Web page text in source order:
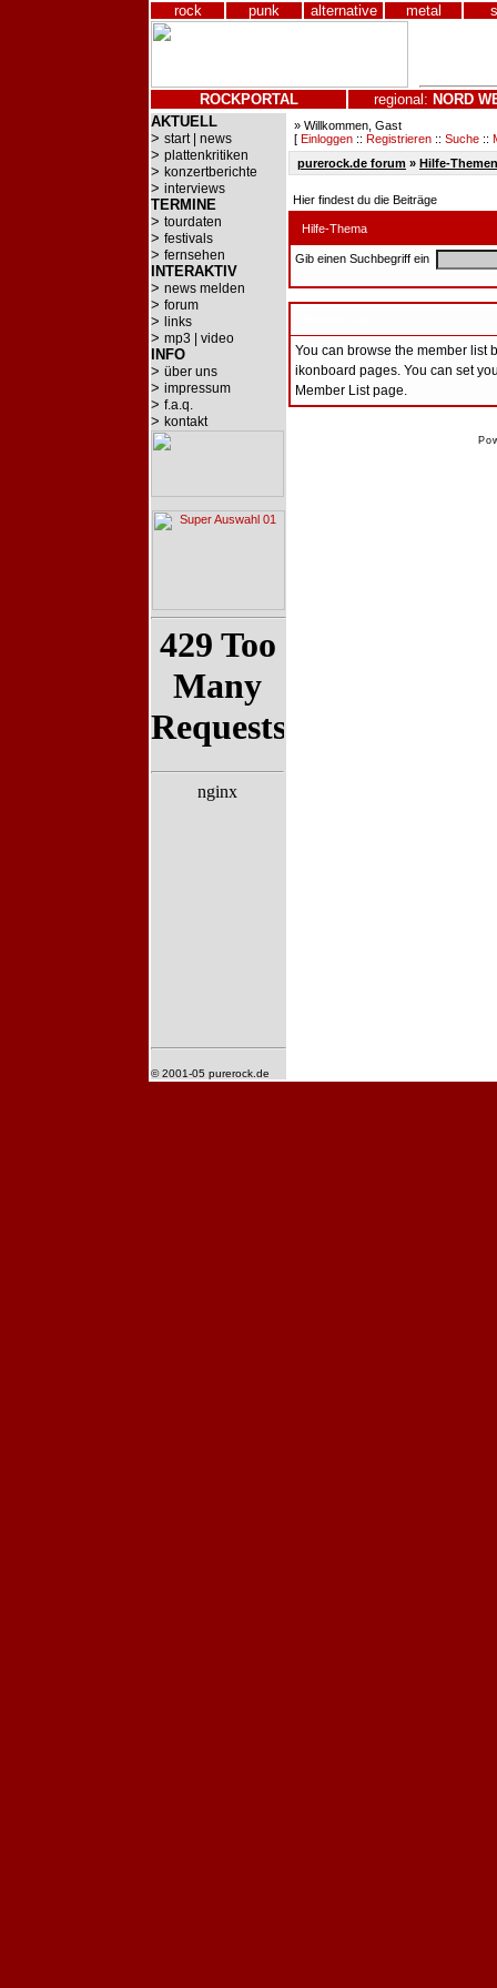
rock punk alternative metal
ROCKPORTAL regional: NORD
AKTUELL
> start | news
> plattenkritiken
> konzertberichte
> interviews
TERMINE
> tourdaten
> festivals
> fernsehen
INTERAKTIV
> news melden
> forum
> links
> mp3 | video
INFO
> über uns
> impressum
> f.a.q.
> kontakt
© 2001-05 purerock.de
» Willkommen, Gast
[ Einloggen :: Registrieren :: Suche ::
purerock.de forum » Hilfe-Themen
Hier findest du die Beiträge
Hilfe-Thema
Gib einen Suchbegriff ein
You can browse the member list
ikonboard pages. You can set
Member List page.